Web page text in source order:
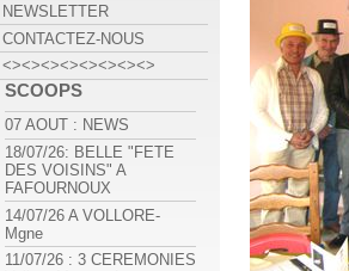
NEWSLETTER
CONTACTEZ-NOUS
<><><><><><><><>
SCOOPS
07 AOUT : NEWS
18/07/26: BELLE "FETE
DES VOISINS" A
FAFOURNOUX
14/07/26 A VOLLORE-
Mgne
11/07/26 : 3 CEREMONIES